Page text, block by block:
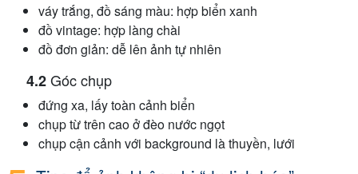
váy trắng, đồ sáng màu: hợp biển xanh
đồ vintage: hợp làng chài
đồ đơn giản: dễ lên ảnh tự nhiên
Góc chụp
đứng xa, lấy toàn cảnh biển
chụp từ trên cao ở đèo nước ngọt
chụp cận cảnh với background là thuyền, lưới